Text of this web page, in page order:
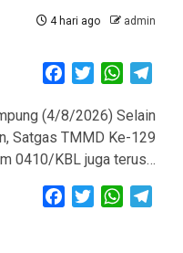
4 hari ago admin
FacebookTwitter
(4/8/2026) Selain
Satgas TMMD Ke-129
0410/KBL juga terus…
FacebookTwitter